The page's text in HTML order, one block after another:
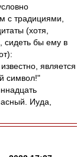
с традициями,
(хотя,
сидеть бы ему в
является
символ!"
Иуда,